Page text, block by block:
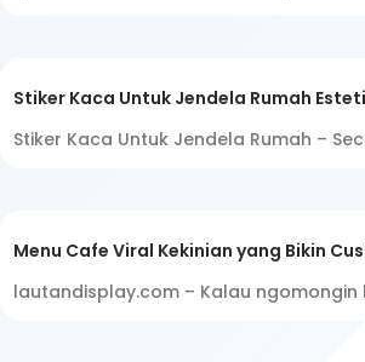
Stiker Kaca Untuk Jendela Rumah
Stiker Kaca Untuk Jendela Rumah –
Menu Cafe Viral Kekinian yang Bikin
lautandisplay.com – Kalau